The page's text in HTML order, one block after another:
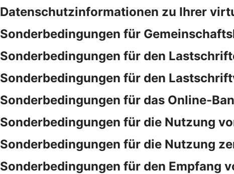
Datenschutzinformationen zu Ihrer
Sonderbedingungen für
Sonderbedingungen für den
Sonderbedingungen für den
Sonderbedingungen für das Online-
Sonderbedingungen für die Nutzung
Sonderbedingungen für die Nutzung
Sonderbedingungen für den Empfang